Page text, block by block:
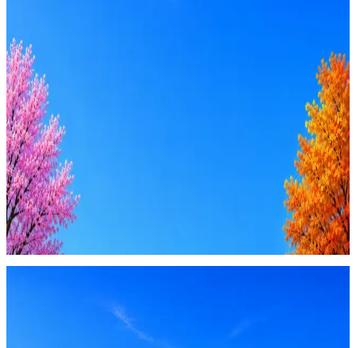
Будьте осторожны: если работодатель просит войти через
Google, iCloud или Госуслуги, прислать код или пароль,
запустить ПО или перевести деньги — это мошенники.
Жмите Пожаловаться
Стратегия поиска с AI: рынки, позиции, вилка, каналы